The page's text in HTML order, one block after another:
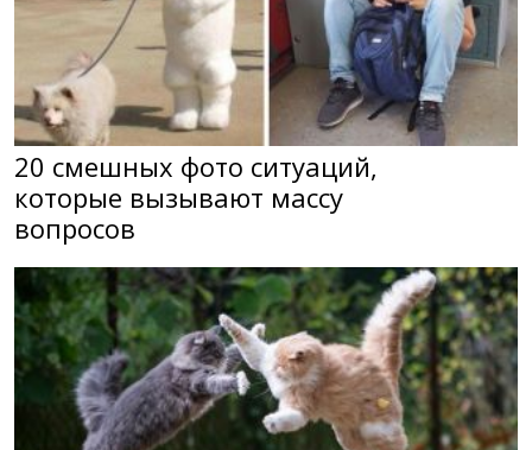
20 смешных фото ситуаций,
которые вызывают массу
вопросов